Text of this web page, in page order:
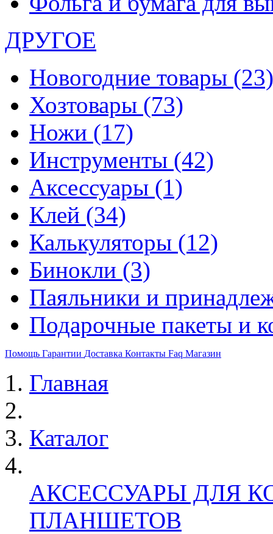
ДРУГОЕ
Новогодние товары (23)
Хозтовары (73)
Ножи (17)
Инструменты (42)
Аксессуары (1)
Клей (34)
Калькуляторы (12)
Бинокли (3)
Паяльники и
Подарочные пакеты и
Помощь Гарантии Доставка Контакты Faq Магазин
Главная
Каталог
АКСЕССУАРЫ ДЛЯ
ПЛАНШЕТОВ